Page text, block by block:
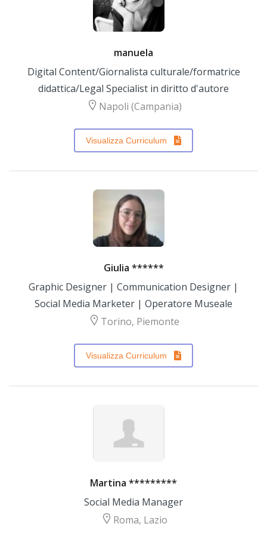
manuela
Digital Content/Giornalista culturale/formatrice
didattica/Legal Specialist in diritto d'autore
Napoli (Campania)
Visualizza Curriculum
Giulia ******
Graphic Designer | Communication Designer |
Social Media Marketer | Operatore Museale
Torino, Piemonte
Visualizza Curriculum
Martina *********
Social Media Manager
Roma, Lazio